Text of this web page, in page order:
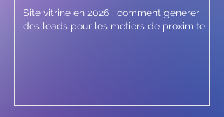
Site vitrine en 2026 : comment generer
des leads pour les metiers de proximite